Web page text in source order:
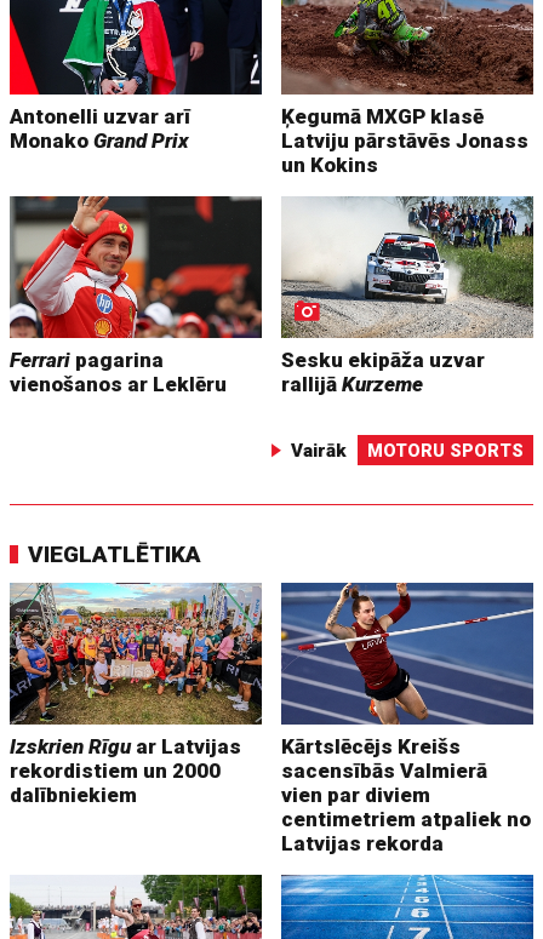
Antonelli uzvar arī
MonakoGrand Prix
Ķegumā MXGP klasē
Latviju pārstāvēs Jonass
un Kokins
Ferrari pagarina
vienošanos ar Leklēru
Sesku ekipāža uzvar
rallijāKurzeme
Vairāk MOTORU SPORTS
VIEGLATLĒTIKA
Izskrien Rīguar Latvijas
rekordistiem un 2000
dalībniekiem
Kārtslēcējs Kreišs
sacensībās Valmierā
vien par diviem
centimetriem atpaliek no
Latvijas rekorda